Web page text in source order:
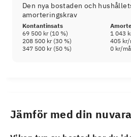
Den nya bostaden och
amorteringskrav
Kontantinsats
69 500 kr(10 %) 1 043
208 500 kr(30 %) 405 kr/
347 500 kr(50 %) 0 kr/
Jämför med din